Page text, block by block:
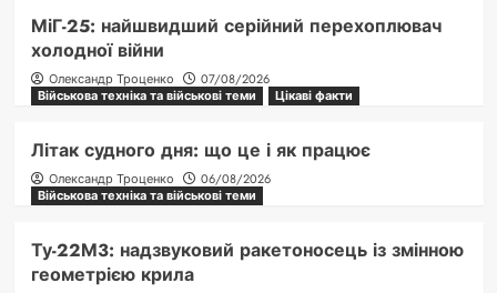
МіГ-25: найшвидший серійний перехоплювач
холодної війни
Олександр Троценко
07/08/2026
Військова техніка та військові теми
Цікаві факти
Літак судного дня: що це і як працює
Олександр Троценко
06/08/2026
Військова техніка та військові теми
Ту-22М3: надзвуковий ракетоносець із змінною
геометрією крила